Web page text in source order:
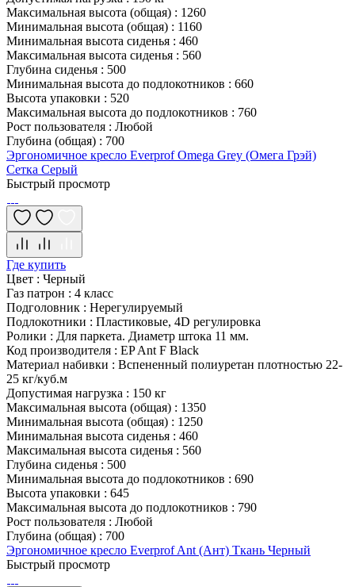
Максимальная высота (общая) : 1260
Минимальная высота (общая) : 1160
Минимальная высота сиденья : 460
Максимальная высота сиденья : 560
Глубина сиденья : 500
Минимальная высота до подлокотников : 660
Высота упаковки : 520
Максимальная высота до подлокотников : 760
Рост пользователя : Любой
Глубина (общая) : 700
Эргономичное кресло Everprof Omega Grey (Омега Грэй)
Сетка Серый
Быстрый просмотр
Где купить
Цвет : Черный
Газ патрон : 4 класс
Подголовник : Нерегулируемый
Подлокотники : Пластиковые, 4D регулировка
Ролики : Для паркета. Диаметр штока 11 мм.
Код производителя : EP Ant F Black
Материал набивки : Вспененный полиуретан плотностью 22-
25 кг/куб.м
Допустимая нагрузка : 150 кг
Максимальная высота (общая) : 1350
Минимальная высота (общая) : 1250
Минимальная высота сиденья : 460
Максимальная высота сиденья : 560
Глубина сиденья : 500
Минимальная высота до подлокотников : 690
Высота упаковки : 645
Максимальная высота до подлокотников : 790
Рост пользователя : Любой
Глубина (общая) : 700
Эргономичное кресло Everprof Ant (Ант) Ткань Черный
Быстрый просмотр